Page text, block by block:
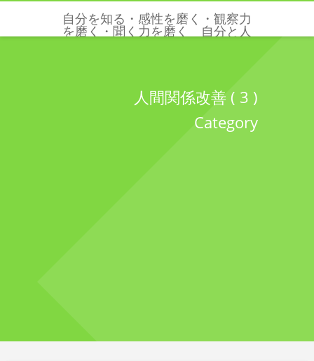
自分を知る・感性を磨く・観察力
を磨く・聞く力を磨く 自分と人
人間関係改善 ( 3 )
Category